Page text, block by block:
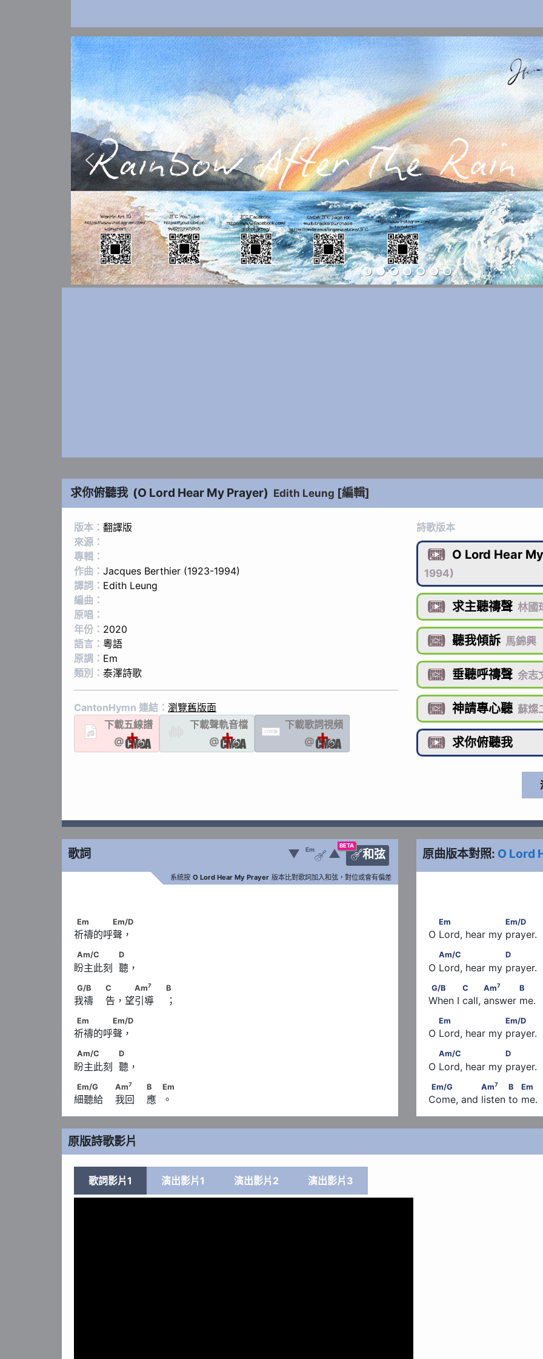
求你俯聽我 (O Lord Hear My Prayer) Edith Leung [編輯]
版本： 翻譯版
來源：
專輯：
作曲： Jacques Berthier (1923-1994)
譯詞： Edith Leung
編曲：
原唱：
年份： 2020
語言： 粵語
原調： Em
類別： 泰澤詩歌
CantonHymn 連結： 瀏覽舊版面
下載五線譜
@
下載聲軌音檔
@
LYRIC
下載歌詞視頻
@
詩歌版本
 O Lord Hear
1994)
 求主聽禱聲 林國
 聽我傾訴 馬錦興
 垂聽呼禱聲 余志
 神請專心聽 蘇燦
 求你俯聽我
歌詞
BETA
和弦
▼ Em
 ▲ 原曲版本對照: O Lord
系統按 O Lord Hear My Prayer 版本比對歌詞加入和弦，對位或會有偏差
Em　　　　Em/D
Em Em/D
祈禱的呼聲，
Am/C　　　　            D
Am/C D
盼主此刻  聽，
G/B　　                        C　 　Am
G/B C Am7 B
我禱    告，望引導    ；
Em　　　　Em/D
Em Em/D
祈禱的呼聲，
Am/C　　　　            D
Am/C D
盼主此刻  聽，
Em/G　　　                        Am
Em/G Am7 B Em
細聽給    我回    應  。
Em                   Em/D
Em Em/D
O Lord, hear my prayer.
Am/C                   D
Am/C D
O Lord, hear my prayer.
G/B            C           Am
G/B C Am7 B
When I call, answer me.
Em                   Em/D
Em Em/D
O Lord, hear my prayer.
Am/C                   D
Am/C D
O Lord, hear my prayer.
Em/G               Am
B
Em/G Am7 B Em
Come, and listen to me.
原版詩歌影片
歌詞影片1 演出影片1 演出影片2 演出影片3